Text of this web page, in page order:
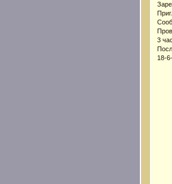
3
18-